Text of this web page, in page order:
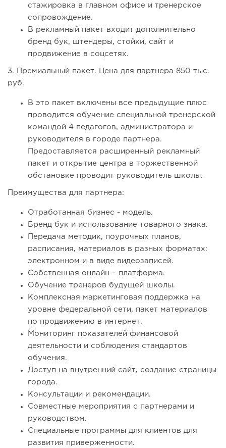
стажировка в главном офисе и тренерское
сопровождение.
В рекламный пакет входит дополнительно
бренд бук, штендеры, стойки, сайт и
продвижение в соцсетях.
3. Премиальный пакет. Цена для партнера 850 тыс.
руб.
В это пакет включены все предыдущие плюс
проводится обучение специальной тренерской
командой 4 педагогов, администратора и
руководителя в городе партнера.
Предоставляется расширенный рекламный
пакет и открытие центра в торжественной
обстановке проводит руководитель школы.
Преимущества для партнера:
Отработанная бизнес - модель.
Бренд бук и использование товарного знака.
Передача методик, поурочных планов,
расписания, материалов в разных форматах:
электронном и в виде видеозаписей.
Собственная онлайн – платформа.
Обучение тренеров будущей школы.
Комплексная маркетинговая поддержка на
уровне федеральной сети, пакет материалов
по продвижению в интернет.
Мониторинг показателей финансовой
деятельности и соблюдения стандартов
обучения.
Доступ на внутренний сайт, создание страницы
города.
Консультации и рекомендации.
Совместные мероприятия с партнерами и
руководством.
Специальные программы для клиентов для
развития приверженности.